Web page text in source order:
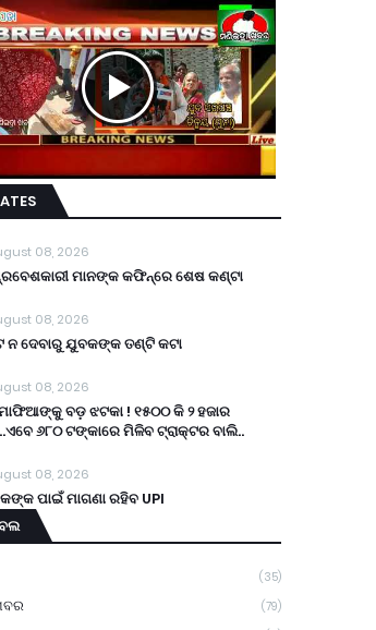
08, 2026
ମାନଙ୍କ କଫିନ୍‌ରେ ଶେଷ କଣ୍ଟା
08, 2026
ଦେବାରୁ ଯୁବକଙ୍କ ତଣ୍ଟି କଟା
08, 2026
ବଡ଼ ଝଟକା ! ୧୫୦୦ କି ୨ ହଜାର
୬୮୦ ଟଙ୍କାରେ ମିଳିବ ଟ୍ରାକ୍ଟର ବାଲି..
08, 2026
ପାଇଁ ମାଗଣା ରହିବ UPI
(35)
(79)